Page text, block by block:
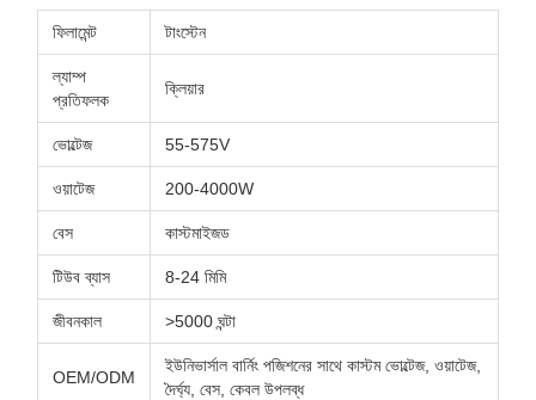
ফিলামেন্ট টাংস্টেন
ল্যাম্প
প্রতিফলক
ক্লিয়ার
ভোল্টেজ 55-575V
ওয়াটেজ 200-4000W
বেস কাস্টমাইজড
টিউব ব্যাস 8-24 মিমি
জীবনকাল >5000 ঘন্টা
OEM/ODM
ইউনিভার্সাল বার্নিং পজিশনের সাথে কাস্টম ভোল্টেজ, ওয়াটেজ,
দৈর্ঘ্য, বেস, কেবল উপলব্ধ